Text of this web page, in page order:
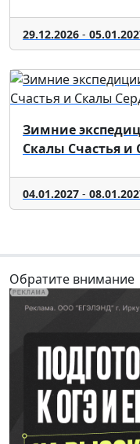
29.12.2026 -
Зимние
Скалы Счастья и
04.01.2027 -
Обратите внимание